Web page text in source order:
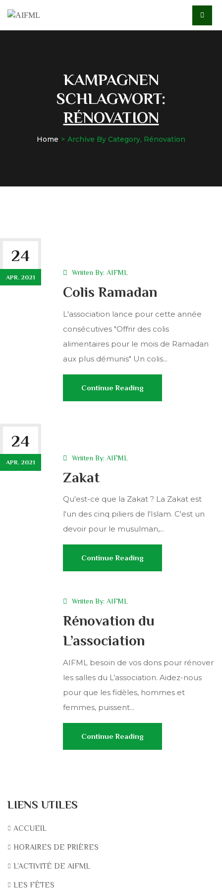
KAMPAGNEN
SCHLAGWORT:
RÉNOVATION
Home Archive By Category, Rénovation
24
APR. 2021
Wriiten By: AIFML
Colis Ramadan
L'association lance pour cette année
consécutives "Offrir des colis
alimentaires pour le mois de Ramadan
aux plus démunis" Un colis...
Continue Reading
24
APR. 2021
Wriiten By: AIFML
Zakat
Qu'est-ce que la Zakat ? La Zakat est
l'un des cinq piliers de l'Islam. C'est un
devoir pour le musulman,...
Continue Reading
Wriiten By: AIFML
Rénovation du
L’association
AIFML besoin de vos dons pour rénover
les salles du L’association. Aidez-nous
pour que les fidèles, hommes et
femmes, puissent...
Continue Reading
LIENS UTILES
ACCUEIL
HORAIRES DE PRIÈRES
L’ACTIVITÉ DE AIFML
LES FÊTES